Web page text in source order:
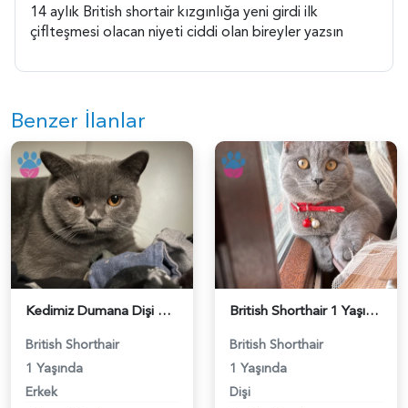
14 aylık British shortair kızgınlığa yeni girdi ilk
çiflteşmesi olacan niyeti ciddi olan bireyler yazsın
Benzer İlanlar
Kedimiz Dumana Dişi Eş arıyoruz - 118984658
British Shorthair
1 Yaşında
Erkek
British Shorthair 1 Yaşında Eş Arıyor - 118984662
British Shorthair
1 Yaşında
Dişi